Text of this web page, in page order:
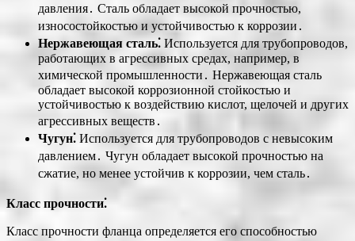
давления․ Сталь обладает высокой прочностью,
износостойкостью и устойчивостью к коррозии․
Нержавеющая сталь⁚ Используется для трубопроводов,
работающих в агрессивных средах, например, в
химической промышленности․ Нержавеющая сталь
обладает высокой коррозионной стойкостью и
устойчивостью к воздействию кислот, щелочей и других
агрессивных веществ․
Чугун⁚ Используется для трубопроводов с невысоким
давлением․ Чугун обладает высокой прочностью на
сжатие, но менее устойчив к коррозии, чем сталь․
Класс прочности⁚
Класс прочности фланца определяется его способностью